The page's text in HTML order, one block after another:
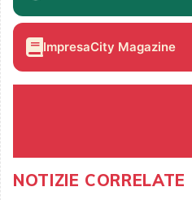
ImpresaCity Magazine
NOTIZIE CORRELATE